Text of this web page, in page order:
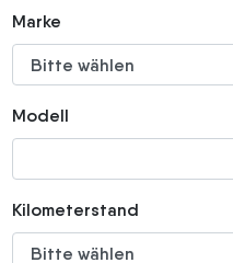
Marke
Modell
Kilometerstand